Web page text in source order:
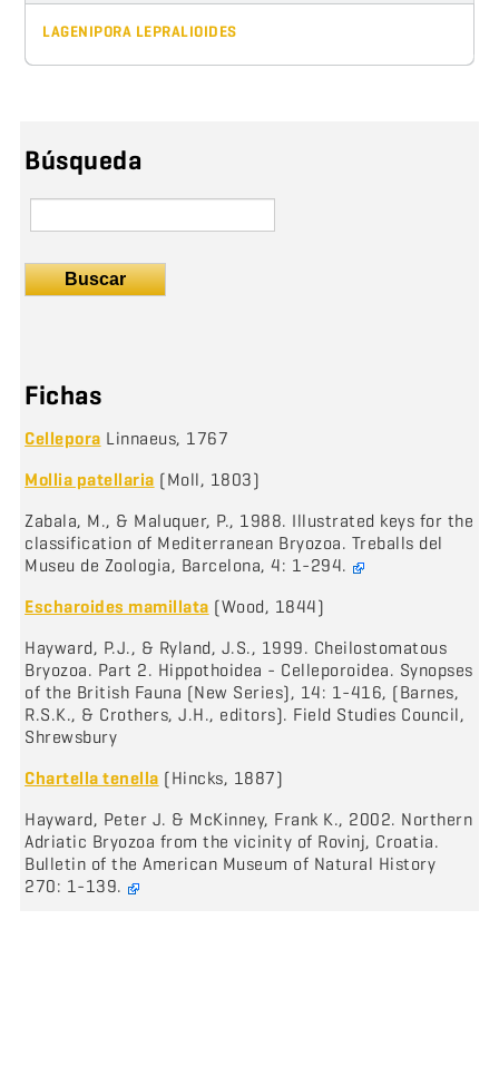
LAGENIPORA LEPRALIOIDES
Búsqueda
Buscar
Fichas
Cellepora Linnaeus, 1767
Mollia patellaria (Moll, 1803)
Zabala, M., & Maluquer, P., 1988. Illustrated keys for the
classification of Mediterranean Bryozoa. Treballs del
Museu de Zoologia, Barcelona, 4: 1-294.
Escharoides mamillata (Wood, 1844)
Hayward, P.J., & Ryland, J.S., 1999. Cheilostomatous
Bryozoa. Part 2. Hippothoidea - Celleporoidea. Synopses
of the British Fauna (New Series), 14: 1-416, (Barnes,
R.S.K., & Crothers, J.H., editors). Field Studies Council,
Shrewsbury
Chartella tenella (Hincks, 1887)
Hayward, Peter J. & McKinney, Frank K., 2002. Northern
Adriatic Bryozoa from the vicinity of Rovinj, Croatia.
Bulletin of the American Museum of Natural History
270: 1-139.